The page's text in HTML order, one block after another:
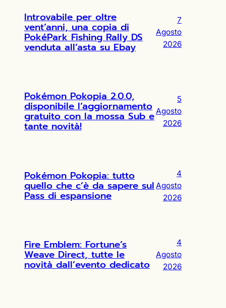
Introvabile per oltre
vent’anni, una copia di
PokéPark Fishing Rally DS
venduta all’asta su Ebay
7
Agosto
2026
Pokémon Pokopia 2.0.0,
disponibile l’aggiornamento
gratuito con la mossa Sub e
tante novità!
5
Agosto
2026
Pokémon Pokopia: tutto
quello che c’è da sapere sul
Pass di espansione
4
Agosto
2026
Fire Emblem: Fortune’s
Weave Direct, tutte le
novità dall’evento dedicato
4
Agosto
2026